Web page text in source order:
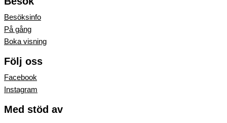
Besöksinfo
På gång
Boka visning
Följ oss
Facebook
Instagram
Med stöd av